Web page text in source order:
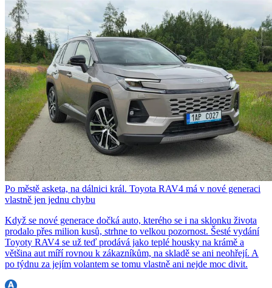
Po městě asketa, na dálnici král. Toyota RAV4 má v nové generaci
vlastně jen jednu chybu
Když se nové generace dočká auto, kterého se i na sklonku života
prodalo přes milion kusů, strhne to velkou pozornost. Šesté vydání
Toyoty RAV4 se už teď prodává jako teplé housky na krámě a
většina aut míří rovnou k zákazníkům, na skladě se ani neohřejí. A
po týdnu za jejím volantem se tomu vlastně ani nejde moc divit.